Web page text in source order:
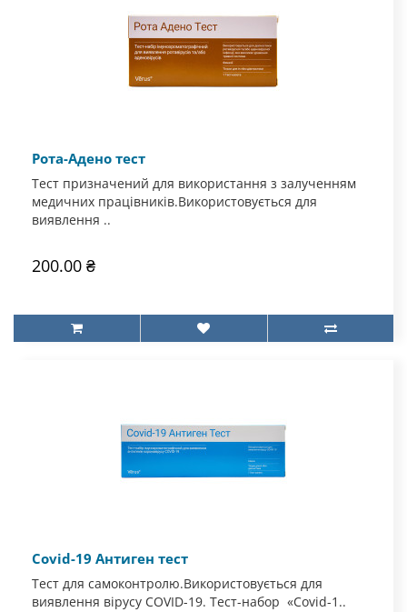
Рота-Адено тест
Тест призначений для використання з залученням
медичних працівників.Використовується для
виявлення ..
200.00 ₴
Covid-19 Антиген тест
Тест для самоконтролю.Використовується для
виявлення вірусу COVID-19. Тест-набор «Covid-1..